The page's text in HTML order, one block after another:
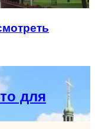
для